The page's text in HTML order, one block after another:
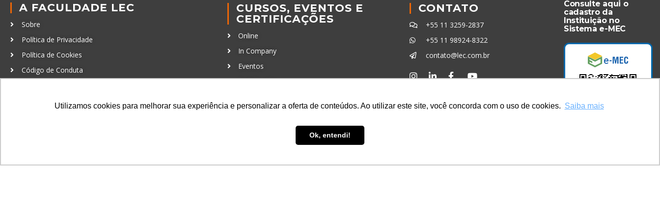
Utilizamos cookies para melhorar sua experiência e personalizar a oferta de conteúdos. Ao utilizar este site, você concorda com o uso de cookies. Saiba mais
Ok, entendi!
A FACULDADE LEC
Sobre
Política de Privacidade
Política de Cookies
Código de Conduta
GRADUAÇÃO
CURSOS, EVENTOS E
CERTIFICAÇÕES
Online
In Company
Eventos
Certificações
CONTATO
+55 11 3259-2837
+55 11 98924-8322
contato@lec.com.br
Consulte aqui o
cadastro da
Instituição no
Sistema e-MEC